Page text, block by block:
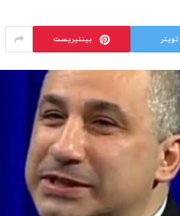
تويتر بينتيريست